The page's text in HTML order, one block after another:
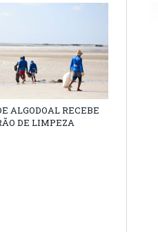
ALGODOAL RECEBE
DE LIMPEZA